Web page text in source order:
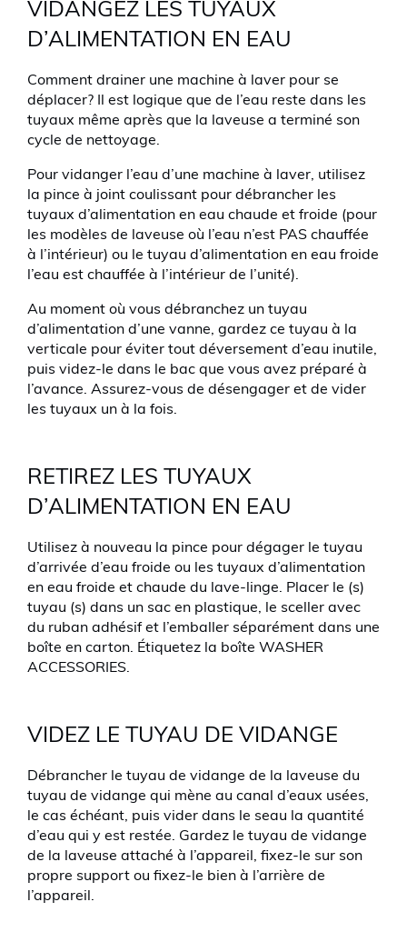
VIDANGEZ LES TUYAUX
D’ALIMENTATION EN EAU
Comment drainer une machine à laver pour se
déplacer? Il est logique que de l’eau reste dans les
tuyaux même après que la laveuse a terminé son
cycle de nettoyage.
Pour vidanger l’eau d’une machine à laver, utilisez
la pince à joint coulissant pour débrancher les
tuyaux d’alimentation en eau chaude et froide (pour
les modèles de laveuse où l’eau n’est PAS chauffée
à l’intérieur) ou le tuyau d’alimentation en eau froide
l’eau est chauffée à l’intérieur de l’unité).
Au moment où vous débranchez un tuyau
d’alimentation d’une vanne, gardez ce tuyau à la
verticale pour éviter tout déversement d’eau inutile,
puis videz-le dans le bac que vous avez préparé à
l’avance. Assurez-vous de désengager et de vider
les tuyaux un à la fois.
RETIREZ LES TUYAUX
D’ALIMENTATION EN EAU
Utilisez à nouveau la pince pour dégager le tuyau
d’arrivée d’eau froide ou les tuyaux d’alimentation
en eau froide et chaude du lave-linge. Placer le (s)
tuyau (s) dans un sac en plastique, le sceller avec
du ruban adhésif et l’emballer séparément dans une
boîte en carton. Étiquetez la boîte WASHER
ACCESSORIES.
VIDEZ LE TUYAU DE VIDANGE
Débrancher le tuyau de vidange de la laveuse du
tuyau de vidange qui mène au canal d’eaux usées,
le cas échéant, puis vider dans le seau la quantité
d’eau qui y est restée. Gardez le tuyau de vidange
de la laveuse attaché à l’appareil, fixez-le sur son
propre support ou fixez-le bien à l’arrière de
l’appareil.